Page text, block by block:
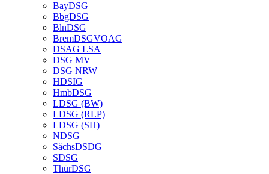
BayDSG
BbgDSG
BlnDSG
BremDSGVOAG
DSAG LSA
DSG MV
DSG NRW
HDSIG
HmbDSG
LDSG (BW)
LDSG (RLP)
LDSG (SH)
NDSG
SächsDSDG
SDSG
ThürDSG